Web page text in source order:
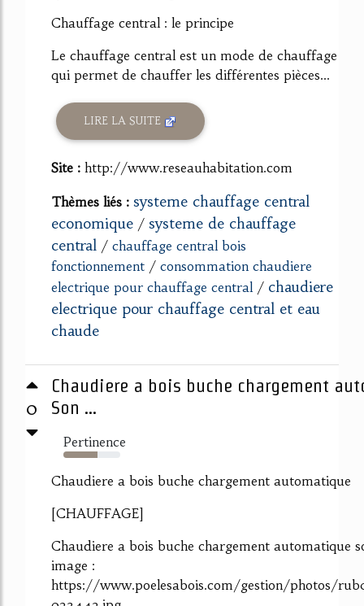
Chauffage central : le principe
Le chauffage central est un mode de chauffage
qui permet de chauffer les différentes pièces...
LIRE LA SUITE
Site : http://www.reseauhabitation.com
Thèmes liés : systeme chauffage central
economique / systeme de chauffage
central / chauffage central bois
fonctionnement / consommation chaudiere
electrique pour chauffage central / chaudiere
electrique pour chauffage central et eau
chaude
0
Chaudiere a bois buche chargement
Son ...
Pertinence
60%
Chaudiere a bois buche chargement automatique
[CHAUFFAGE]
Chaudiere a bois buche chargement automatique
image :
https://www.poelesabois.com/gestion/photos/